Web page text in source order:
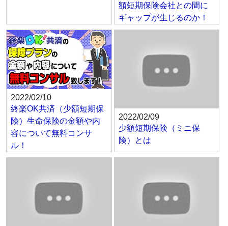
額短期保険会社との間に
ギャップが生じるのか！
2022/02/10
終楽OK共済（少額短期保
険）生命保険の金額や内
容について無料コンサ
ル！
2022/02/09
少額短期保険（ミニ保
険）とは